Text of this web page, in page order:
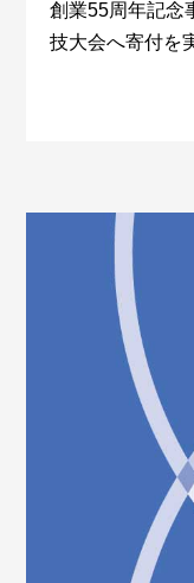
創業55周年記念
技大会へ寄付を